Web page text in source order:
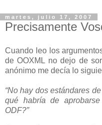
martes, julio 17, 2007
Precisamente
Cuando leo los
de OOXML no dejo de
anónimo me decía lo
“No hay dos estándares
qué habría de
ODF?”